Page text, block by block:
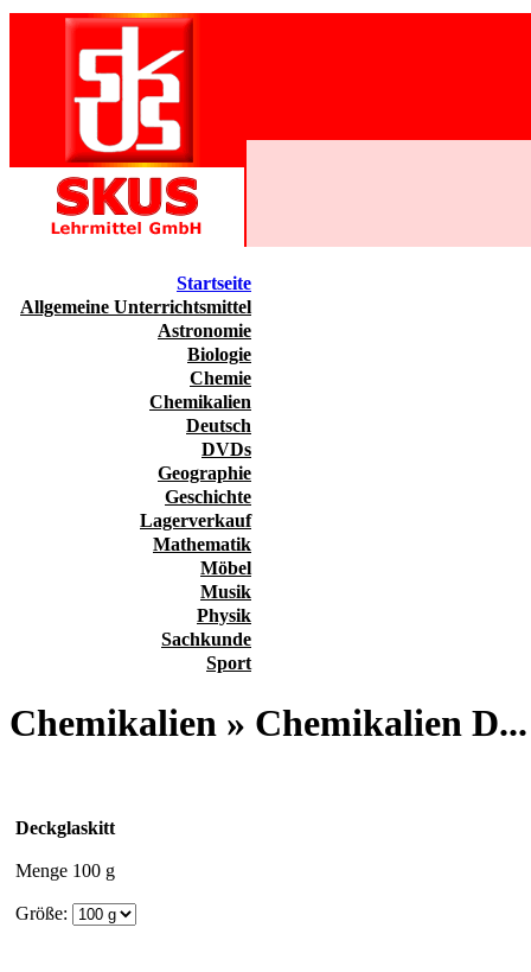
Startseite
Allgemeine Unterrichtsmittel
Astronomie
Biologie
Chemie
Chemikalien
Deutsch
DVDs
Geographie
Geschichte
Lagerverkauf
Mathematik
Möbel
Musik
Physik
Sachkunde
Sport
Chemikalien » Chemikalien
Deckglaskitt
Menge 100 g
Größe: